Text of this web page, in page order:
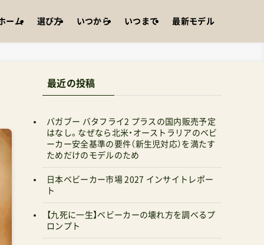
ーム 選び方 いつから いつまで 最新モデル
最近の投稿
バガブー バタフライ2 プラスの国内販売予定
はなし。なぜなら北米・オーストラリアのベビ
ーカー安全基準の要件（新生児対応）を満たす
ためだけのモデルのため
日本ベビーカー市場 2027 インサイトレポー
ト
【九死に一生】ベビーカーの壊れ方を調べるプ
ロンプト